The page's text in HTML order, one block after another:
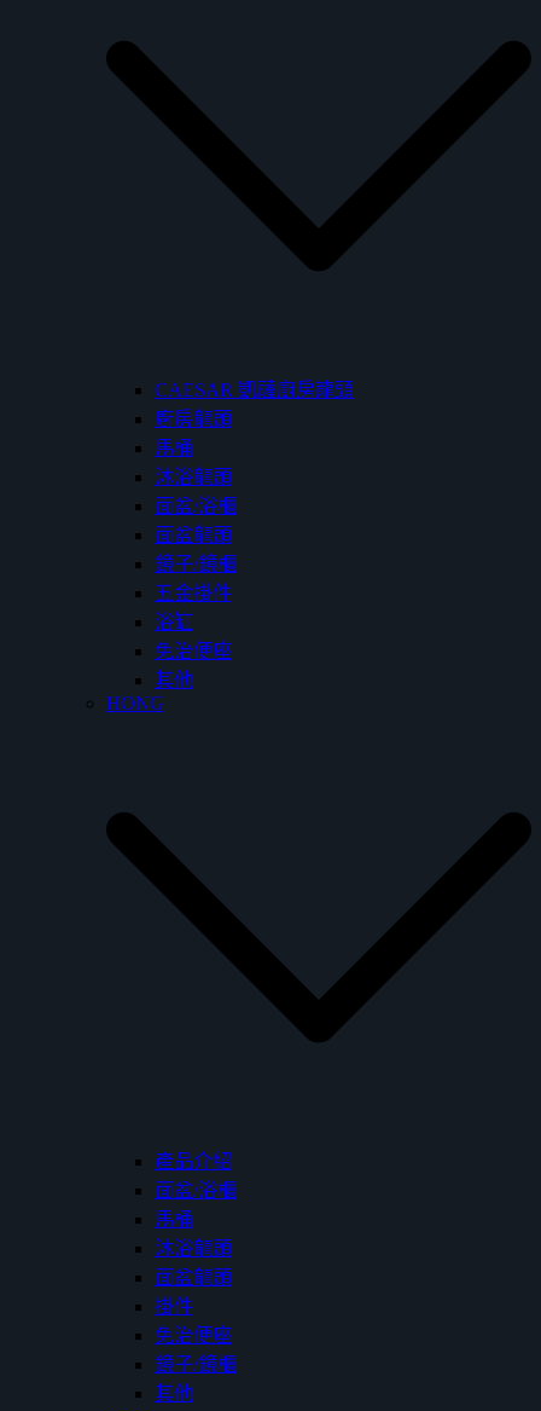
CAESAR 凱薩廚房龍頭
廚房龍頭
馬桶
沐浴龍頭
面盆/浴櫃
面盆龍頭
鏡子/鏡櫃
五金掛件
浴缸
免治便座
其他
HONG
產品介紹
面盆/浴櫃
馬桶
沐浴龍頭
面盆龍頭
掛件
免治便座
鏡子/鏡櫃
其他